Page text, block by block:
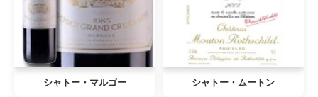
シャトー・マルゴー シャトー・ムートン